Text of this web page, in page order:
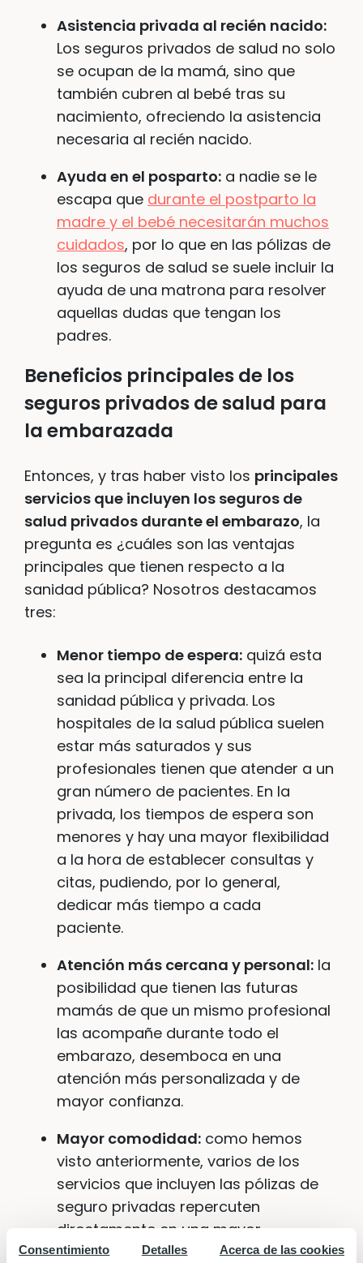
Consentimiento Detalles Acerca de las cookies
Asistencia privada al recién nacido:
Los seguros privados de salud no solo
se ocupan de la mamá, sino que
también cubren al bebé tras su
nacimiento, ofreciendo la asistencia
necesaria al recién nacido.
Ayuda en el posparto: a nadie se le
escapa que durante el postparto la
madre y el bebé necesitarán muchos
cuidados, por lo que en las pólizas de
los seguros de salud se suele incluir la
ayuda de una matrona para resolver
aquellas dudas que tengan los
padres.
Beneficios principales de los
seguros privados de salud para
la embarazada
Entonces, y tras haber visto los principales
servicios que incluyen los seguros de
salud privados durante el embarazo, la
pregunta es ¿cuáles son las ventajas
principales que tienen respecto a la
sanidad pública? Nosotros destacamos
tres:
Menor tiempo de espera: quizá esta
sea la principal diferencia entre la
sanidad pública y privada. Los
hospitales de la salud pública suelen
estar más saturados y sus
profesionales tienen que atender a un
gran número de pacientes. En la
privada, los tiempos de espera son
menores y hay una mayor flexibilidad
a la hora de establecer consultas y
citas, pudiendo, por lo general,
dedicar más tiempo a cada
paciente.
Atención más cercana y personal: la
posibilidad que tienen las futuras
mamás de que un mismo profesional
las acompañe durante todo el
embarazo, desemboca en una
atención más personalizada y de
mayor confianza.
Mayor comodidad: como hemos
visto anteriormente, varios de los
servicios que incluyen las pólizas de
seguro privadas repercuten
directamente en una mayor
comodidad para la mamá, el bebé y